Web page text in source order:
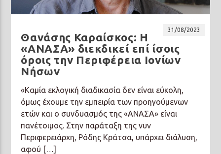
31/08/2023
Θανάσης Καραίσκος: Η
«ΑΝΑΣΑ» διεκδικεί επί ίσοις
όροις την Περιφέρεια Ιονίων
Νήσων
«Καμία εκλογική διαδικασία δεν είναι εύκολη,
όμως έχουμε την εμπειρία των προηγούμενων
ετών και ο συνδυασμός της «ΑΝΑΣΑ» είναι
πανέτοιμος. Στην παράταξη της νυν
Περιφερειάρχη, Ρόδης Κράτσα, υπάρχει διάλυση,
αφού […]